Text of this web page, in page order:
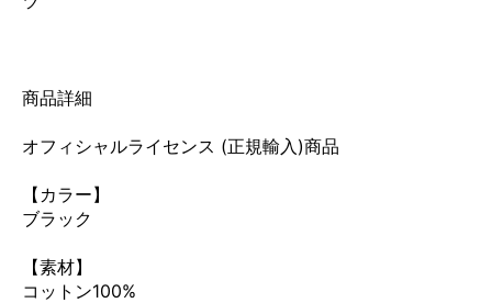
商品詳細
オフィシャルライセンス (正規輸入)商品
【カラー】
ブラック
【素材】
コットン100%